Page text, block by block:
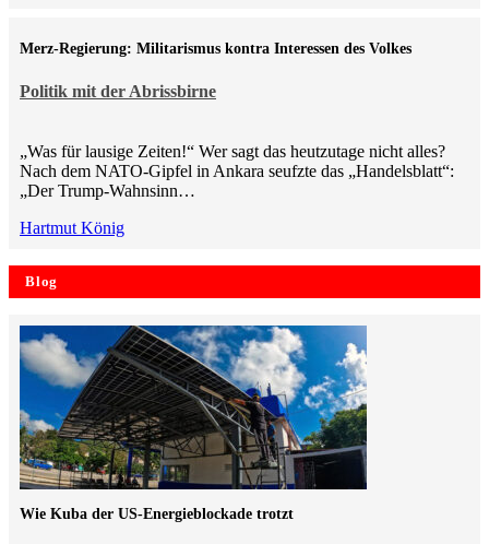
Politik mit der Abrissbirne
Merz-Regierung: Militarismus kontra Inte­ressen des Volkes
„Was für lausige Zeiten!“ Wer sagt das heutzutage nicht alles?
Nach dem NATO-Gipfel in Ankara seufzte das „Handelsblatt“:
„Der Trump-Wahnsinn…
Hartmut König
Blog
Wie Kuba der US-Energieblockade trotzt